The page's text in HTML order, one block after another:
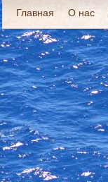
Главная О нас